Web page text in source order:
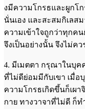
งมีความโกรธและผูกโ
นั่นเอง และสะสมกิเลส
ความเข้าใจถูกว่าทุกค
จึงเป็นอย่างนั้น จึงไม่ค
4. มีเมตตา กรุณาในบุค
ที่ไม่ดีย่อมมีกับเขา เมื่อ
ความโกรธเกิดขึ้นก็เผา
กาย ทางวาจาที่ไม่ดี ก็